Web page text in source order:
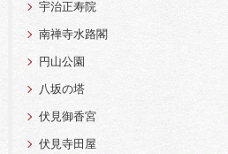
宇治正寿院
南禅寺水路閣
円山公園
八坂の塔
伏見御香宮
伏見寺田屋